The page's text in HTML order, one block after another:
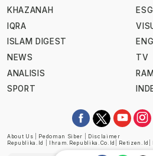
KHAZANAH
IQRA
ISLAM DIGEST
NEWS
ANALISIS
SPORT
TV
About Us Pedoman Siber
Disclaimer
Republika.id
Ihram.republika.co.id Retizen.id